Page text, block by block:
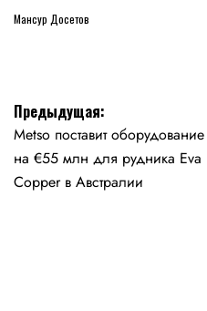
Мансур Досетов
Навигация
по
записям
Предыдущая:
Metso поставит оборудование
на €55 млн для рудника Eva
Copper в Австралии